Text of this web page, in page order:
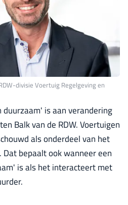
divisie Voertuig Regelgeving en
is aan verandering
Balk van de RDW. Voertuigen
als onderdeel van het
bepaalt ook wanneer een
is als het interacteert met